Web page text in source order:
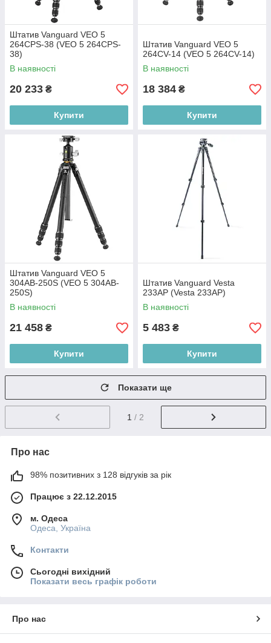
Штатив Vanguard VEO 5
264CPS-38 (VEO 5 264CPS-
38)
В наявності
20 233 ₴
Купити
Штатив Vanguard VEO 5
264CV-14 (VEO 5 264CV-14)
В наявності
18 384 ₴
Купити
Штатив Vanguard VEO 5
304AB-250S (VEO 5 304AB-
250S)
В наявності
21 458 ₴
Купити
Штатив Vanguard Vesta
233AP (Vesta 233AP)
В наявності
5 483 ₴
Купити
Показати ще
1 / 2
Про нас
98% позитивних з 128 відгуків за рік
Працює з 22.12.2015
м. Одеса
Одеса, Україна
Контакти
Сьогодні вихідний
Показати весь графік роботи
Про нас